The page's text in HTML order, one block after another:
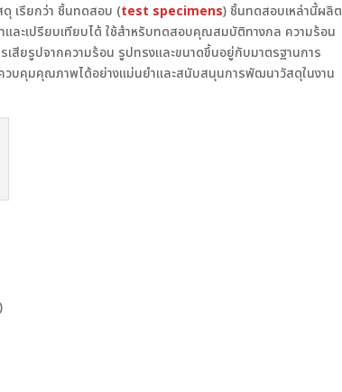
เรียกว่า ชิ้นทดสอบ (test specimens) ชิ้นทดสอบเหล่านี้ผลิต
ละเปรียบเทียบได้ ใช้สำหรับทดสอบคุณสมบัติทางกล ความร้อน
สียรูปจากความร้อน รูปทรงและขนาดขึ้นอยู่กับมาตรฐานการ
วบคุมคุณภาพได้อย่างแม่นยำและสนับสนุนการพัฒนาวัสดุในงาน
)